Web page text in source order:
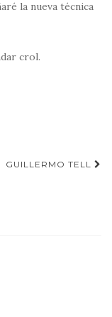
la nueva técnica
crol.
GUILLERMO TELL